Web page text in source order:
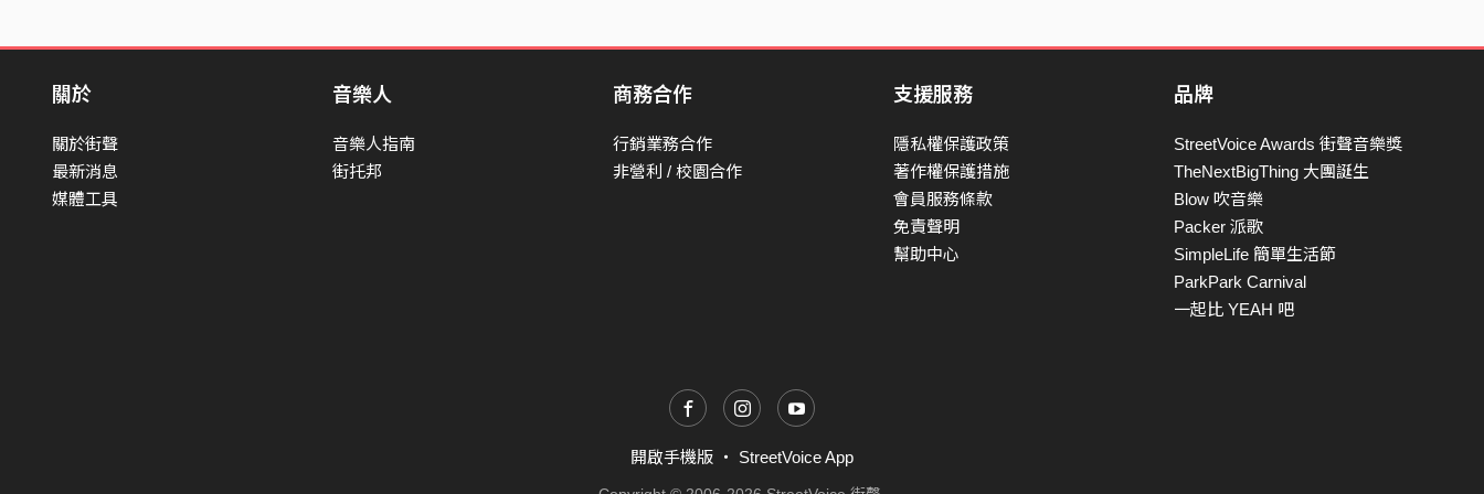
關於
關於街聲
最新消息
媒體工具
音樂人
音樂人指南
街托邦
商務合作
行銷業務合作
非營利 / 校園合作
支援服務
隱私權保護政策
著作權保護措施
會員服務條款
免責聲明
幫助中心
品牌
StreetVoice Awards 街聲音樂獎
TheNextBigThing 大團誕生
Blow 吹音樂
Packer 派歌
SimpleLife 簡單生活節
ParkPark Carnival
一起比 YEAH 吧
開啟手機版 ・ StreetVoice App